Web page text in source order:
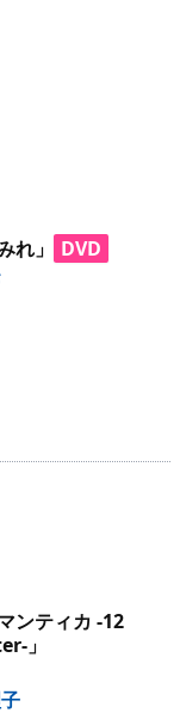
れ」
DVD
ンティカ -12
」